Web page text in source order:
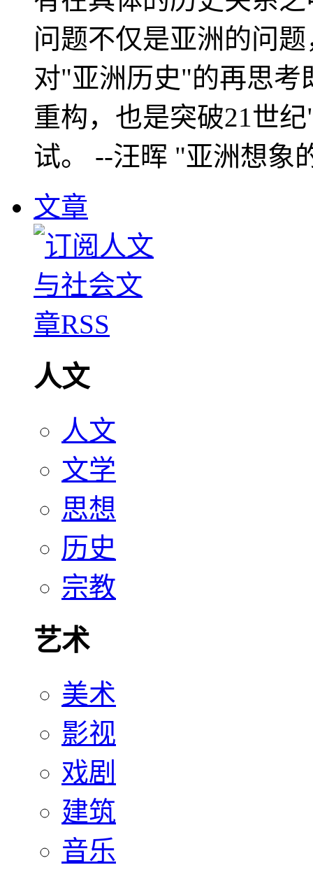
问题不仅是亚洲的问
对"亚洲历史"的再思考
重构，也是突破21世
试。 --汪晖 "亚洲想象
文章
人文
人文
文学
思想
历史
宗教
艺术
美术
影视
戏剧
建筑
音乐